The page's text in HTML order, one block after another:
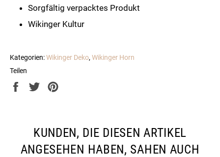
Sorgfältig verpacktes Produkt
Wikinger Kultur
Kategorien:Wikinger Deko,Wikinger Horn
Teilen
Auf
Auf
KUNDEN, DIE DIESEN ARTIKEL
ANGESEHEN HABEN, SAHEN AUCH